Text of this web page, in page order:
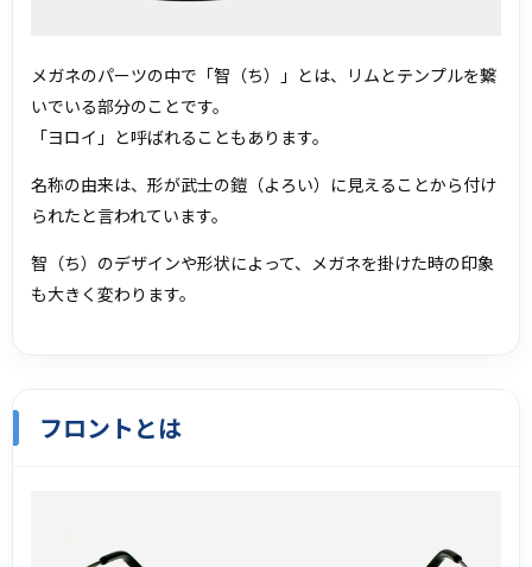
メガネのパーツの中で「智（ち）」とは、リムとテンプルを繋
いでいる部分のことです。
「ヨロイ」と呼ばれることもあります。
名称の由来は、形が武士の鎧（よろい）に見えることから付け
られたと言われています。
智（ち）のデザインや形状によって、メガネを掛けた時の印象
も大きく変わります。
フロントとは